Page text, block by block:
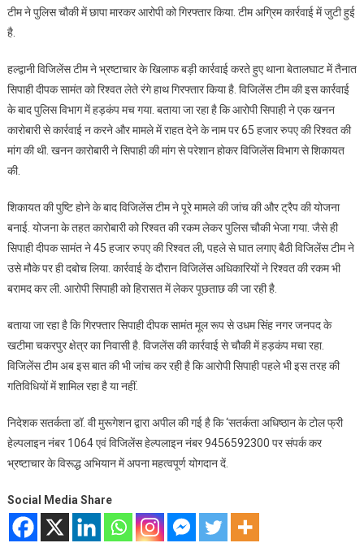
टीम ने पुलिस चौकी में छापा मारकर आरोपी को गिरफ्तार किया. टीम अग्रिम कार्रवाई में जुटी हुई
है.
हल्द्वानी विजिलेंस टीम ने भ्रष्टाचार के खिलाफ बड़ी कार्रवाई करते हुए थाना बेतालघाट में तैनात
सिपाही दीपक सामंत को रिश्वत लेते रंगे हाथ गिरफ्तार किया है. विजिलेंस टीम की इस कार्रवाई
के बाद पुलिस विभाग में हड़कंप मच गया. बताया जा रहा है कि आरोपी सिपाही ने एक खनन
कारोबारी से कार्रवाई न करने और मामले में राहत देने के नाम पर 65 हजार रुपए की रिश्वत की
मांग की थी. खनन कारोबारी ने सिपाही की मांग से परेशान होकर विजिलेंस विभाग से शिकायत
की.
शिकायत की पुष्टि होने के बाद विजिलेंस टीम ने पूरे मामले की जांच की और ट्रैप की योजना
बनाई. योजना के तहत कारोबारी को रिश्वत की रकम लेकर पुलिस चौकी भेजा गया. जैसे ही
सिपाही दीपक सामंत ने 45 हजार रुपए की रिश्वत ली, पहले से घात लगाए बैठी विजिलेंस टीम ने
उसे मौके पर ही दबोच लिया. कार्रवाई के दौरान विजिलेंस अधिकारियों ने रिश्वत की रकम भी
बरामद कर ली. आरोपी सिपाही को हिरासत में लेकर पूछताछ की जा रही है.
बताया जा रहा है कि गिरफ्तार सिपाही दीपक सामंत मूल रूप से उधम सिंह नगर जनपद के
खटीमा चकरपुर क्षेत्र का निवासी है. विजलेंस की कार्रवाई से चौकी में हड़कंप मचा रहा.
विजिलेंस टीम अब इस बात की भी जांच कर रही है कि आरोपी सिपाही पहले भी इस तरह की
गतिविधियों में शामिल रहा है या नहीं.
निदेशक सतर्कता डॉ. वी मुरूगेशन द्वारा अपील की गई है कि ‘सतर्कता अधिष्ठान के टोल फ्री
हेल्पलाइन नंबर 1064 एवं विजिलेंस हेल्पलाइन नंबर 9456592300 पर संपर्क कर
भ्रष्टाचार के विरूद्ध अभियान में अपना महत्वपूर्ण योगदान दें.
Social Media Share